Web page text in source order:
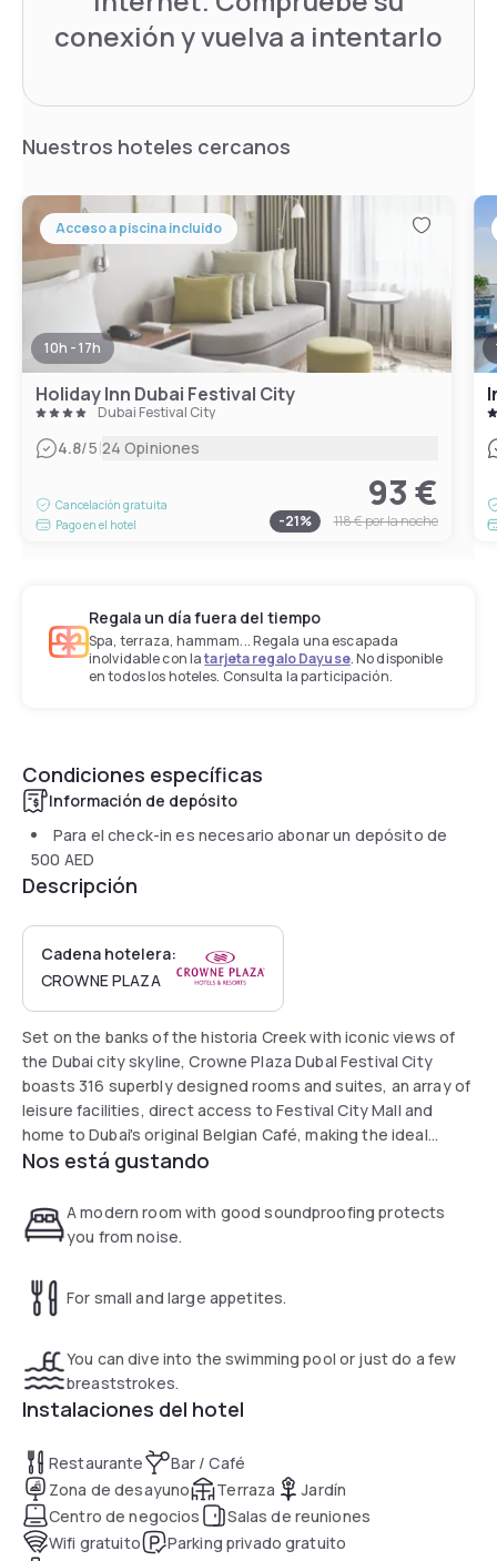
conexión y vuelva a intentarlo
Nuestros hoteles cercanos
Acceso a piscina incluido
10h - 17h
Holiday Inn Dubai Festival City
Dubai Festival City
4.8/5|24 Opiniones
Cancelación gratuita
Pago en el hotel
93 €
-21% 118 €por la noche
Regala un día fuera del tiempo
Spa, terraza, hammam... Regala una escapada
inolvidable con latarjeta regalo Dayuse. No disponible
en todos los hoteles. Consulta la participación.
Condiciones específicas
Información de depósito
Para el check-in es necesario abonar un depósito de
500 AED
Descripción
Cadena hotelera:
CROWNE PLAZA
Set on the banks of the historia Creek with iconic views of
the Dubai city skyline, Crowne Plaza Dubal Festival City
boasts 316 superbly designed rooms and suites, an array of
leisure facilities, direct access to Festival City Mall and
home to Dubai's original Belgian Café, making the ideal
choice for business, leisure or a combination of both.
Nos está gustando
A modern room with good soundproofing protects
you from noise.
For small and large appetites.
You can dive into the swimming pool or just do a few
breaststrokes.
Instalaciones del hotel
Restaurante
Bar / Café
Zona de desayuno
Terraza
Jardín
Centro de negocios
Salas de reuniones
Wifi gratuito
Parking privado gratuito